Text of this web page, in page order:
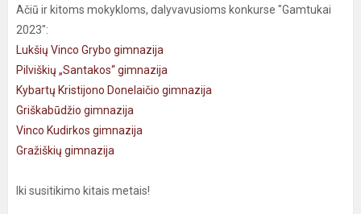
Ačiū ir kitoms mokykloms, dalyvavusioms konkurse "Gamtukai
2023":
Lukšių Vinco Grybo gimnazija
Pilviškių „Santakos“ gimnazija
Kybartų Kristijono Donelaičio gimnazija
Griškabūdžio gimnazija
Vinco Kudirkos gimnazija
Gražiškių gimnazija
Iki susitikimo kitais metais!